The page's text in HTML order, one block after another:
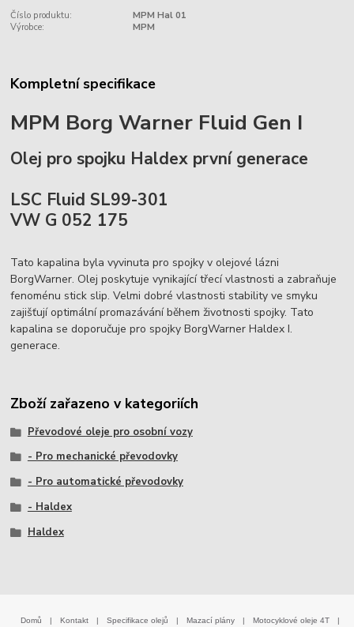
Číslo produktu:
MPM Hal 01
Výrobce:
MPM
Kompletní specifikace
MPM Borg Warner Fluid Gen I
Olej pro spojku Haldex první generace
LSC Fluid SL99-301
VW G 052 175
Tato kapalina byla vyvinuta pro spojky v olejové lázni
BorgWarner. Olej poskytuje vynikající třecí vlastnosti a zabraňuje
fenoménu stick slip. Velmi dobré vlastnosti stability ve smyku
zajišťují optimální promazávání během životnosti spojky. Tato
kapalina se doporučuje pro spojky BorgWarner Haldex I.
generace.
Zboží zařazeno v kategoriích
Převodové oleje pro osobní vozy
- Pro mechanické převodovky
- Pro automatické převodovky
- Haldex
Haldex
Domů | Kontakt | Specifikace olejů | Mazací plány | Motocyklové oleje 4T
|